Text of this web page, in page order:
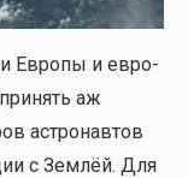
Евро­пы и евро­
аж
аст­ро­нав­тов
с Зем­лёй. Для